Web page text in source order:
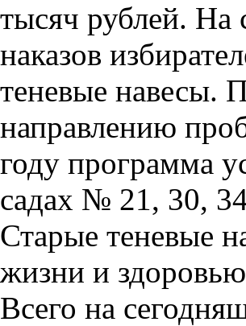
тысяч рублей. На
наказов
теневые навесы.
направлению
году программа
садах № 21, 30,
Старые теневые
жизни и
Всего на